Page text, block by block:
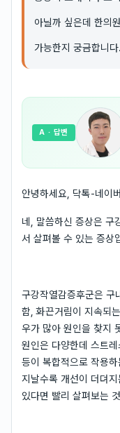
아닐까 싶은데 한의
가능한지 궁금합니다.
A · 답변
안녕하세요, 닥톡-네이
네, 말씀하신 증상은 구
서 살펴볼 수 있는 증상
구강작열감증후군은 구
함, 화끈거림이 지속되
우가 많아 원인을 찾지
원인은 다양한데 스트
등이 복합적으로 작용
지날수록 개선이 더뎌
있다면 빨리 살펴보는